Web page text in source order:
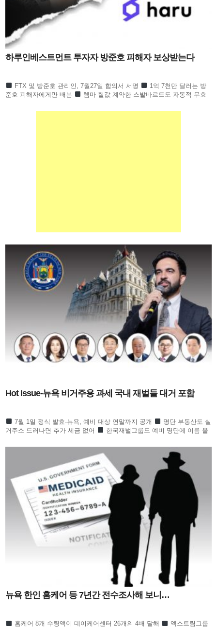
하루인베스트먼트 투자자 방준호 피해자 보상받는다
FTX 및 방준호 관리인, 7월27일 합의서 서명
1억 7천만 달러는 방
준호 피해자에게만 배분
렘마 헐값 계약한 스발바르드도 자동적 무효
Hot Issue-뉴욕 비거주용 과세 국내 재벌들 대거 포함
7월 1일 정식 발효-뉴욕, 예비 대상 연말까지 공개
명단 부동산도 실
거주소 드러나면 추가 세금 없어
한국재벌그룹도 예비 명단에 이름 올
뉴욕 한인 홈케어 등 7년간 전수조사해 보니…
홈케어 8개 수령액이 데이케어센터 26개의 4배 달해
엑스트림그룹